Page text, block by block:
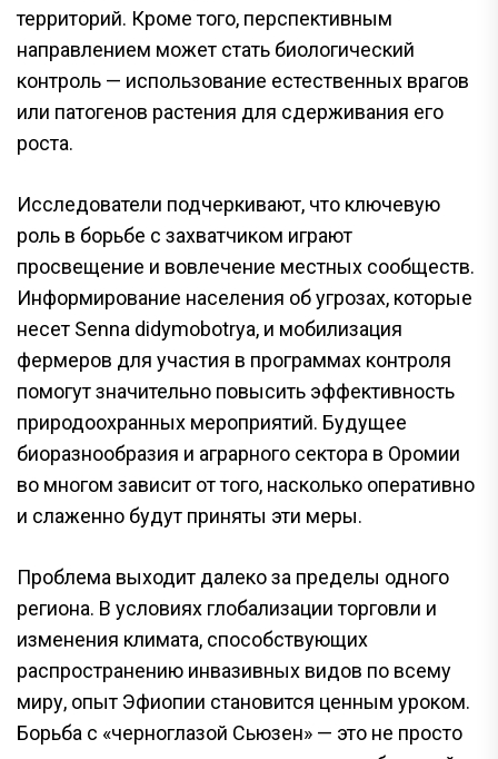
территорий. Кроме того, перспективным
направлением может стать биологический
контроль — использование естественных врагов
или патогенов растения для сдерживания его
роста.
Исследователи подчеркивают, что ключевую
роль в борьбе с захватчиком играют
просвещение и вовлечение местных сообществ.
Информирование населения об угрозах, которые
несет Senna didymobotrya, и мобилизация
фермеров для участия в программах контроля
помогут значительно повысить эффективность
природоохранных мероприятий. Будущее
биоразнообразия и аграрного сектора в Оромии
во многом зависит от того, насколько оперативно
и слаженно будут приняты эти меры.
Проблема выходит далеко за пределы одного
региона. В условиях глобализации торговли и
изменения климата, способствующих
распространению инвазивных видов по всему
миру, опыт Эфиопии становится ценным уроком.
Борьба с «черноглазой Сьюзен» — это не просто